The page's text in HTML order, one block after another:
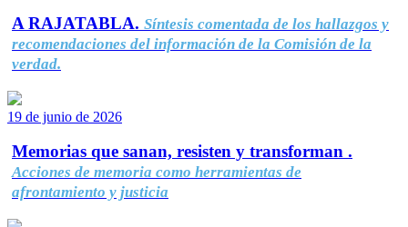
A RAJATABLA. Síntesis comentada de los hallazgos y
recomendaciones del información de la Comisión de la
verdad.
19 de junio de 2026
Memorias que sanan, resisten y transforman .
Acciones de memoria como herramientas de
afrontamiento y justicia